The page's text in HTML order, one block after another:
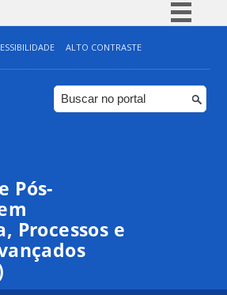
Simplifique!
Comunica BR
Participe
ALTO CONTRASTE
Pós-
Processos e